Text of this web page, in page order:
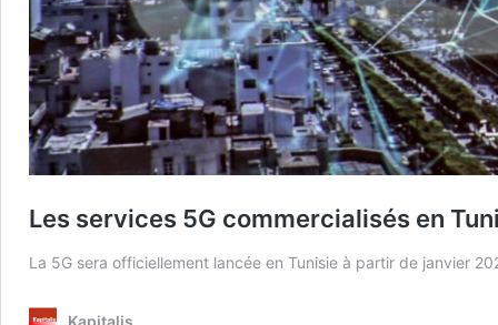
Les services 5G commercialisés en
La 5G sera officiellement lancée en Tunisie à partir de janvier
Kapitalis